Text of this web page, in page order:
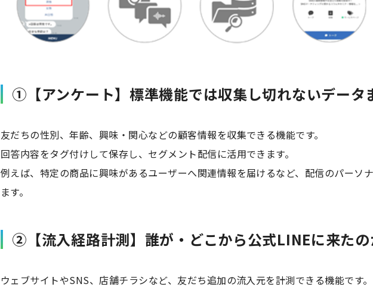
①【アンケート】標準機能では収集し切れないデータ
友だちの性別、年齢、興味・関心などの顧客情報を収集できる機能です。
回答内容をタグ付けして保存し、セグメント配信に活用できます。
例えば、特定の商品に興味があるユーザーへ関連情報を届けるなど、配信のパーソ
ます。
②【流入経路計測】誰が・どこから公式LINEに来たの
ウェブサイトやSNS、店舗チラシなど、友だち追加の流入元を計測できる機能です。